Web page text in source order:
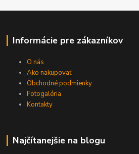
Informácie pre zákazníkov
O nás
Ako nakupovať
Obchodné podmienky
Fotogaléria
Kontakty
Najčítanejšie na blogu